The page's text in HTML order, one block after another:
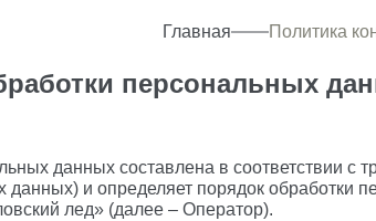
Главная Политика
персональных
данных составлена в соответствии
и определяет порядок обработки
лед» (далее – Оператор).